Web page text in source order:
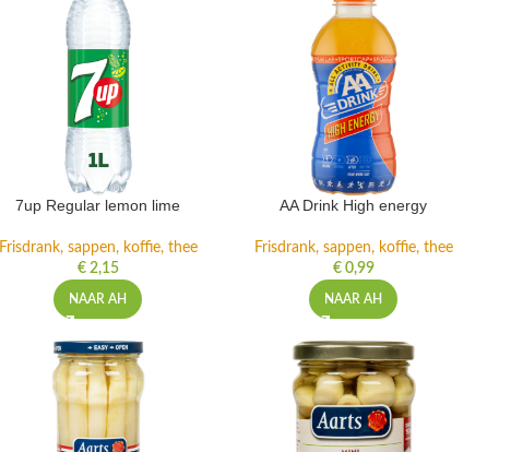
7up Regular lemon lime
Frisdrank, sappen, koffie, thee
€2,15
NAAR AH
AA Drink High energy
Frisdrank, sappen, koffie, thee
€0,99
NAAR AH